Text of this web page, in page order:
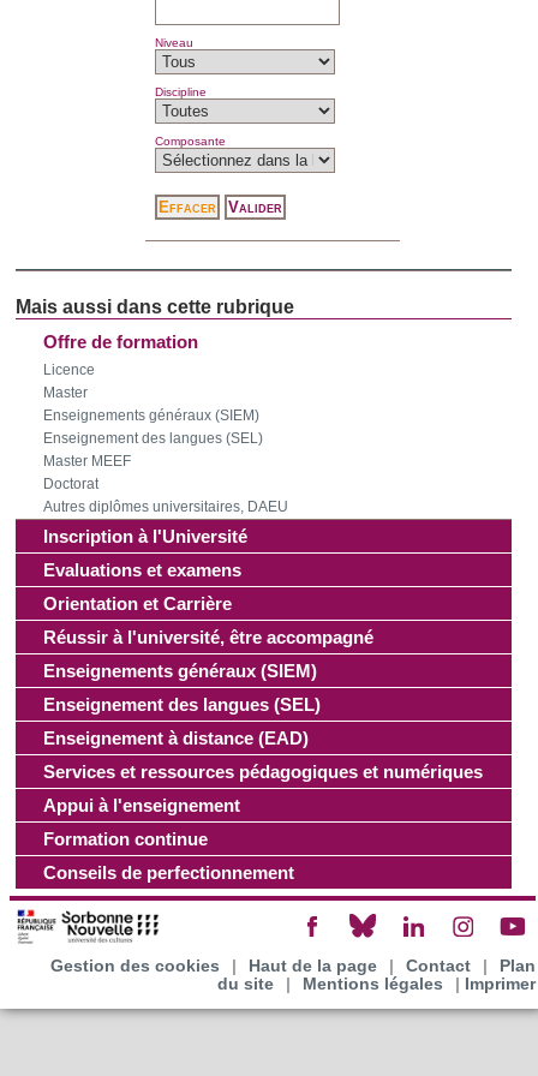
Offre de formation
Licence
Master
Enseignements généraux (SIEM)
Enseignement des langues (SEL)
Master MEEF
Doctorat
Autres diplômes universitaires, DAEU
Inscription à l'Université
Evaluations et examens
Orientation et Carrière
Réussir à l'université, être accompagné
Enseignements généraux (SIEM)
Enseignement des langues (SEL)
Enseignement à distance (EAD)
Services et ressources pédagogiques et numériques
Appui à l'enseignement
Formation continue
Conseils de perfectionnement
Niveau
Discipline
Composante
Gestion des cookies Haut de la page Contact
Plan
du site
Mentions légales Imprimer